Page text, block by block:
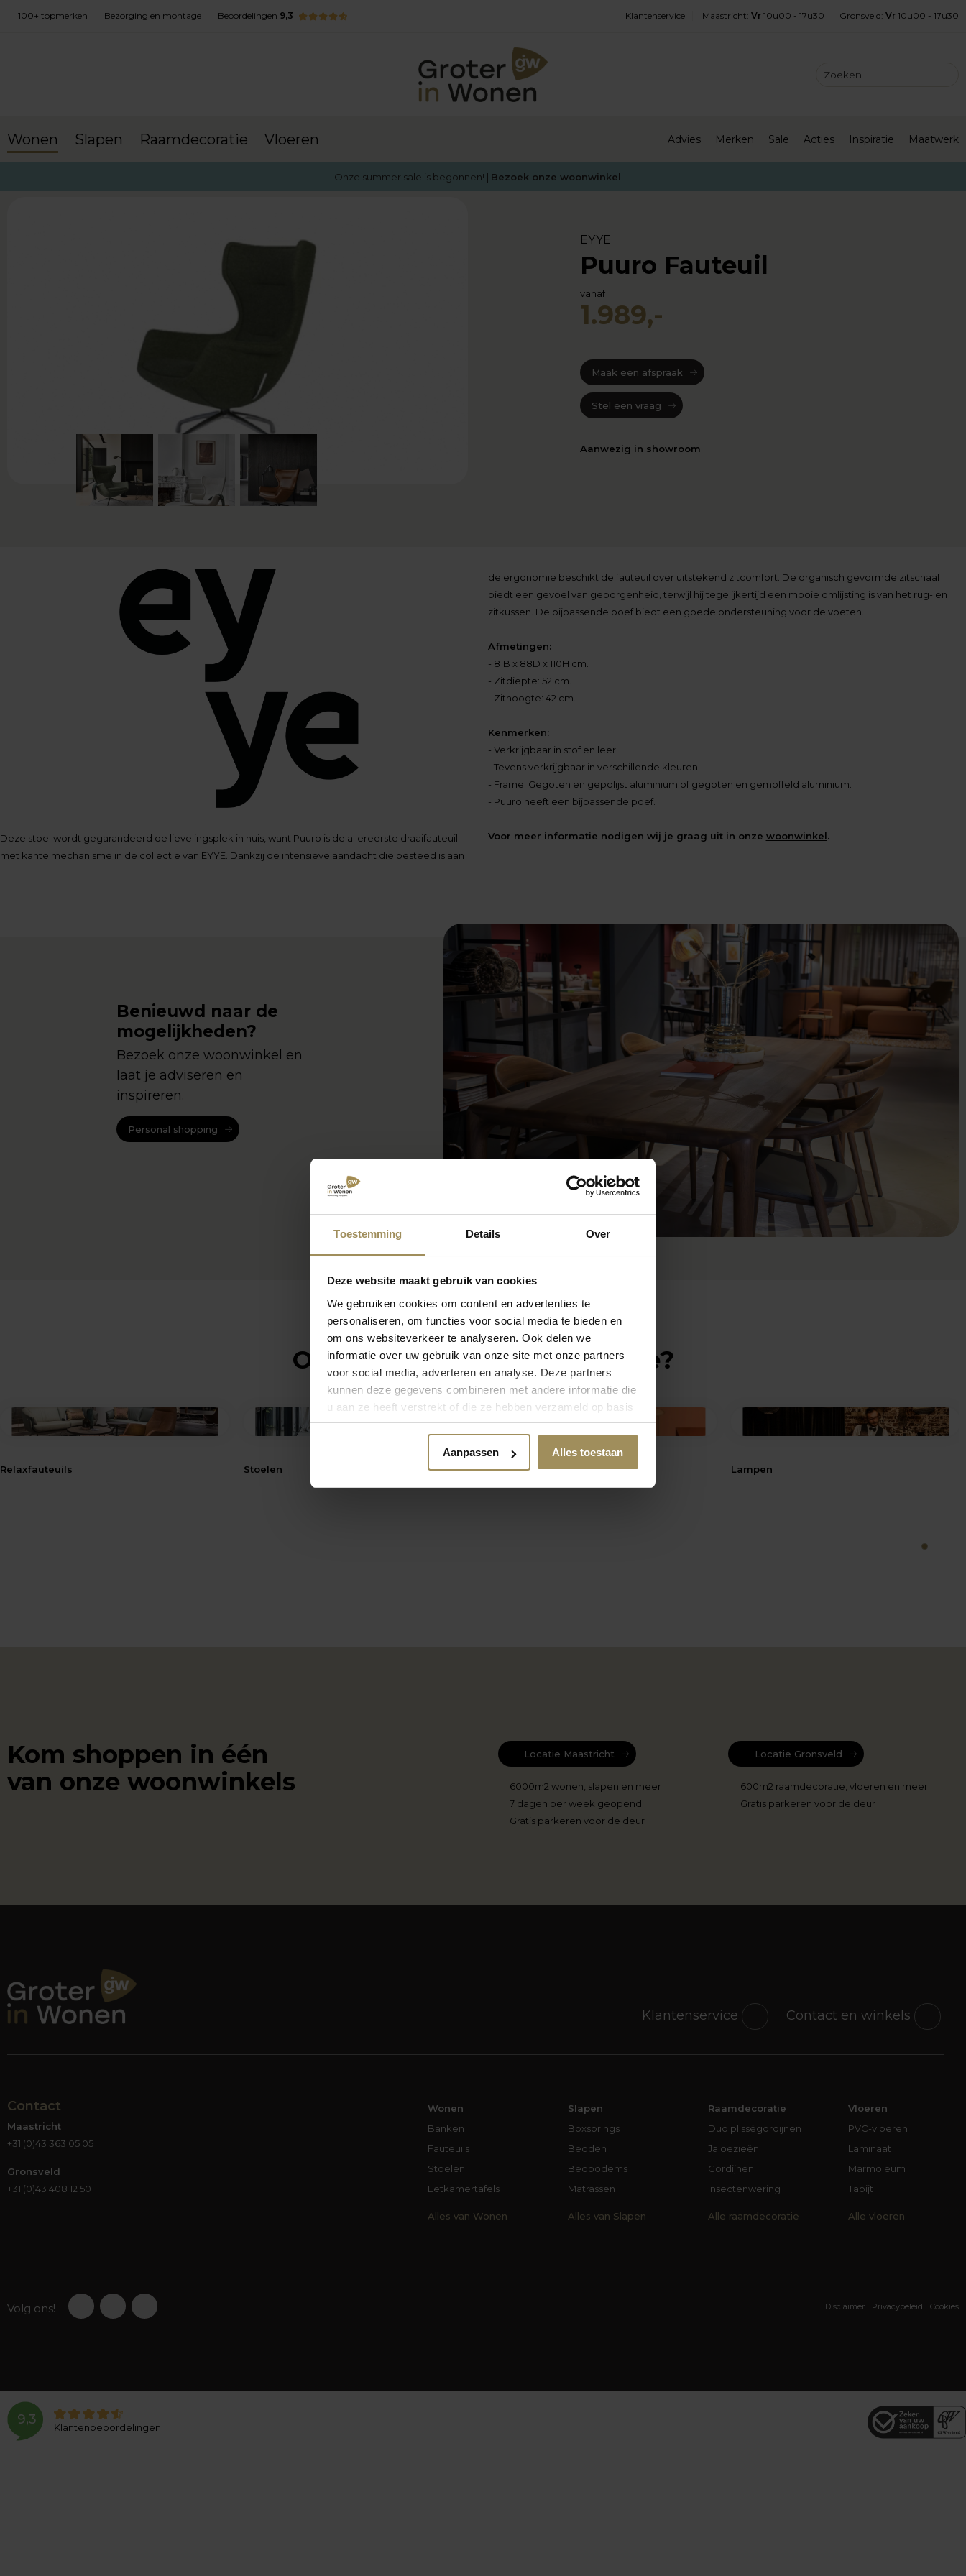
Toestemming Details Over
Deze website maakt gebruik van cookies
We gebruiken cookies om content en advertenties te
personaliseren, om functies voor social media te bieden en
om ons websiteverkeer te analyseren. Ook delen we
informatie over uw gebruik van onze site met onze partners
voor social media, adverteren en analyse. Deze partners
kunnen deze gegevens combineren met andere informatie die
u aan ze heeft verstrekt of die ze hebben verzameld op basis
van uw gebruik van hun services.
Aanpassen Alles toestaan
100+ topmerken Bezorging en montage Beoordelingen 9,3 Klantenservice Maastricht: Vr 10u00 - 17u30 Gronsveld: Vr 10u00 - 17u30
Wonen Slapen Raamdecoratie Vloeren Advies Merken Sale Acties Inspiratie Maatwerk
Onze summer sale is begonnen! | Bezoek onze woonwinkel
terug naar Wonen Fauteuils
EYYE
Puuro Fauteuil
vanaf
1.989,-
Maak een afspraak
Stel een vraag
Aanwezig in showroom
Deze stoel wordt gegarandeerd de lievelingsplek in huis, want Puuro is de allereerste draaifauteuil
met kantelmechanisme in de collectie van EYYE. Dankzij de intensieve aandacht die besteed is aan
de ergonomie beschikt de fauteuil over uitstekend zitcomfort. De organisch gevormde zitschaal
biedt een gevoel van geborgenheid, terwijl hij tegelijkertijd een mooie omlijsting is van het rug- en
zitkussen. De bijpassende poef biedt een goede ondersteuning voor de voeten.
Afmetingen:
- 81B x 88D x 110H cm.
- Zitdiepte: 52 cm.
- Zithoogte: 42 cm.
Kenmerken:
- Verkrijgbaar in stof en leer.
- Tevens verkrijgbaar in verschillende kleuren.
- Frame: Gegoten en gepolijst aluminium of gegoten en gemoffeld aluminium.
- Puuro heeft een bijpassende poef.
Voor meer informatie nodigen wij je graag uit in onze woonwinkel.
Benieuwd naar de
mogelijkheden?
Bezoek onze woonwinkel en
laat je adviseren en
inspireren.
Personal shopping
Op zoek naar meer inspiratie?
Relaxfauteuils Stoelen Bijzettafel Lampen
1
Kom shoppen in één
van onze woonwinkels
Locatie Maastricht
6000m2 wonen, slapen en meer
7 dagen per week geopend
Gratis parkeren voor de deur
Locatie Gronsveld
600m2 raamdecoratie, vloeren en meer
Gratis parkeren voor de deur
Contact en winkels
Klantenservice
Contact
Maastricht
+31 (0)43 363 05 05
Gronsveld
+31 (0)43 408 12 50
Wonen
Banken
Fauteuils
Stoelen
Eetkamertafels
Alles van Wonen
Slapen
Boxsprings
Bedden
Bedbodems
Matrassen
Alles van Slapen
Raamdecoratie
Duo plisségordijnen
Jaloezieën
Gordijnen
Insectenwering
Alle raamdecoratie
Vloeren
PVC-vloeren
Laminaat
Marmoleum
Tapijt
Alle vloeren
Volg ons! Disclaimer Privacybeleid Cookies
9,3
Klantenbeoordelingen